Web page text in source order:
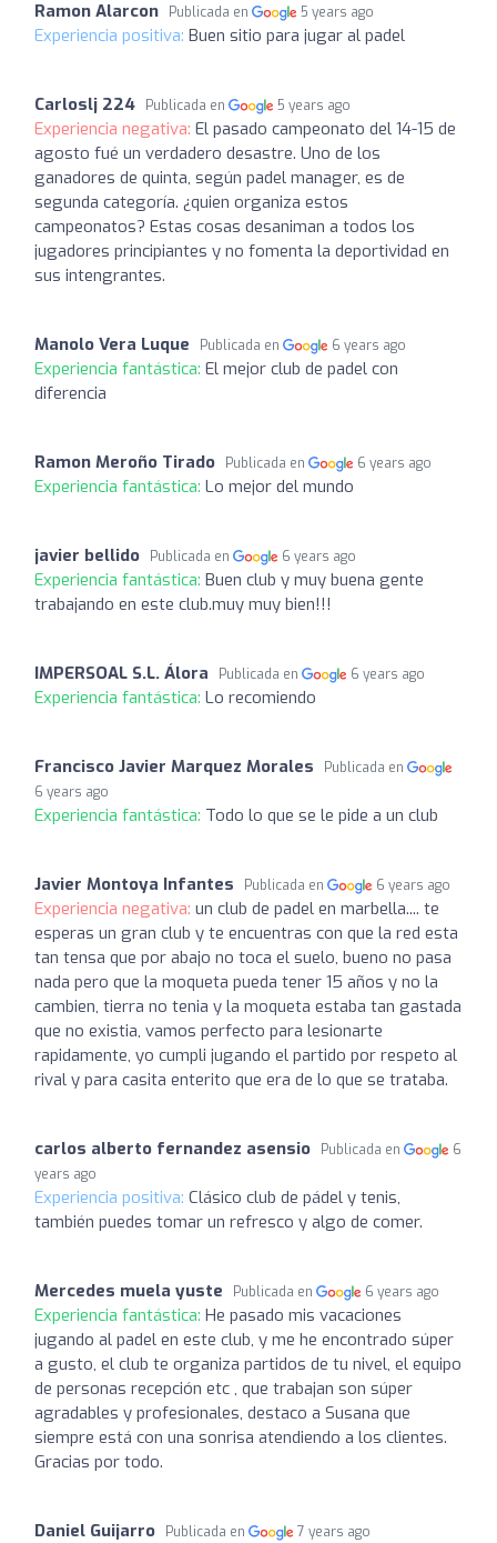
Ramon Alarcon Publicada en 5 years ago
Experiencia positiva: Buen sitio para jugar al padel
Carloslj 224 Publicada en 5 years ago
Experiencia negativa: El pasado campeonato del 14-15 de
agosto fué un verdadero desastre. Uno de los
ganadores de quinta, según padel manager, es de
segunda categoría. ¿quien organiza estos
campeonatos? Estas cosas desaniman a todos los
jugadores principiantes y no fomenta la deportividad en
sus intengrantes.
Manolo Vera Luque Publicada en 6 years ago
Experiencia fantástica: El mejor club de padel con
diferencia
Ramon Meroño Tirado Publicada en 6 years ago
Experiencia fantástica: Lo mejor del mundo
javier bellido Publicada en 6 years ago
Experiencia fantástica: Buen club y muy buena gente
trabajando en este club.muy muy bien!!!
IMPERSOAL S.L. Álora Publicada en 6 years ago
Experiencia fantástica: Lo recomiendo
Francisco Javier Marquez Morales
Publicada en
6 years ago
Experiencia fantástica: Todo lo que se le pide a un club
Javier Montoya Infantes Publicada en 6 years ago
Experiencia negativa: un club de padel en marbella.... te
esperas un gran club y te encuentras con que la red esta
tan tensa que por abajo no toca el suelo, bueno no pasa
nada pero que la moqueta pueda tener 15 años y no la
cambien, tierra no tenia y la moqueta estaba tan gastada
que no existia, vamos perfecto para lesionarte
rapidamente, yo cumpli jugando el partido por respeto al
rival y para casita enterito que era de lo que se trataba.
carlos alberto fernandez asensio Publicada en
6
years ago
Experiencia positiva: Clásico club de pádel y tenis,
también puedes tomar un refresco y algo de comer.
Mercedes muela yuste Publicada en 6 years ago
Experiencia fantástica: He pasado mis vacaciones
jugando al padel en este club, y me he encontrado súper
a gusto, el club te organiza partidos de tu nivel, el equipo
de personas recepción etc , que trabajan son súper
agradables y profesionales, destaco a Susana que
siempre está con una sonrisa atendiendo a los clientes.
Gracias por todo.
Daniel Guijarro Publicada en 7 years ago